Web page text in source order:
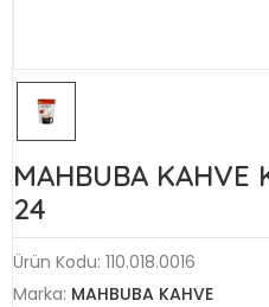
MAHBUBA KAHVE
24
Ürün Kodu: 110.018.0016
Marka: MAHBUBA KAHVE